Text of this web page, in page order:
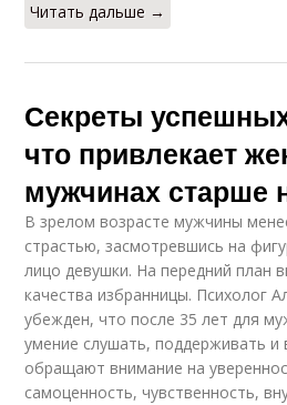
Читать дальше →
Секреты
что привлекает
мужчинах старше
В зрелом возрасте мужчины
страстью, засмотревшись на
лицо девушки. На передний план
качества избранницы. Психолог
убежден, что после 35 лет для
умение слушать, поддерживать и
обращают внимание на
самоценность, чувственность,